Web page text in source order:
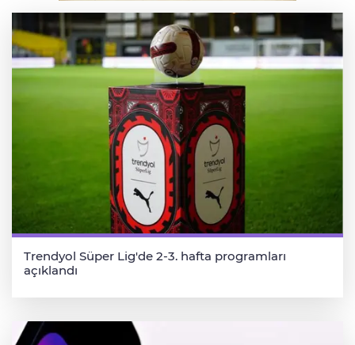
Trendyol Süper Lig'de 2-3. hafta programları
açıklandı